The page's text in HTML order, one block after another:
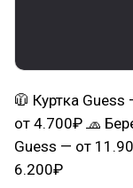
🧥 Куртка
от 4.700₽ 🧢
Guess — от
6.200₽